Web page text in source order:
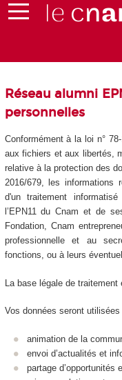
Réseau alumni
personnelles
Conformément à la loi n°
aux fichiers et aux libertés,
relative à la protection des
2016/679, les informations
d'un traitement
l’EPN11 du Cnam et de
Fondation, Cnam
professionnelle et au
fonctions, ou à leurs
La base légale de
Vos données seront
animation de la
envoi d’actualités et
partage d’opportunités